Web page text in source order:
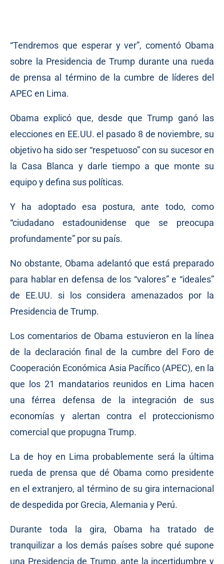
“Tendremos que esperar y ver”, comentó Obama
sobre la Presidencia de Trump durante una rueda
de prensa al término de la cumbre de líderes del
APEC en Lima.
Obama explicó que, desde que Trump ganó las
elecciones en EE.UU. el pasado 8 de noviembre, su
objetivo ha sido ser “respetuoso” con su sucesor en
la Casa Blanca y darle tiempo a que monte su
equipo y defina sus políticas.
Y ha adoptado esa postura, ante todo, como
“ciudadano estadounidense que se preocupa
profundamente” por su país.
No obstante, Obama adelantó que está preparado
para hablar en defensa de los “valores” e “ideales”
de EE.UU. si los considera amenazados por la
Presidencia de Trump.
Los comentarios de Obama estuvieron en la línea
de la declaración final de la cumbre del Foro de
Cooperación Económica Asia Pacífico (APEC), en la
que los 21 mandatarios reunidos en Lima hacen
una férrea defensa de la integración de sus
economías y alertan contra el proteccionismo
comercial que propugna Trump.
La de hoy en Lima probablemente será la última
rueda de prensa que dé Obama como presidente
en el extranjero, al término de su gira internacional
de despedida por Grecia, Alemania y Perú.
Durante toda la gira, Obama ha tratado de
tranquilizar a los demás países sobre qué supone
una Presidencia de Trump, ante la incertidumbre y